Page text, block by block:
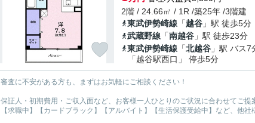
2階 / 24.66㎡ / 1R /築25年 /3階建
東武伊勢崎線 「越谷 」駅 徒歩5分
武蔵野線 「南越谷 」駅 徒歩23分
東武伊勢崎線 「北越谷 」駅 バス7
「越谷駅西口」 停歩5分
審査に不安がある方も、まずはお気軽にご相談ください！
保証人・初期費用・ご収入面など、お客様一人ひとりのご状況に合わせてご提
【求職中】【カードブラック】【アルバイト】【生活保護受給中】など、他